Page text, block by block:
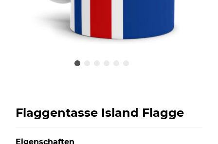
Flaggentasse Island Flagge
Eigenschaften